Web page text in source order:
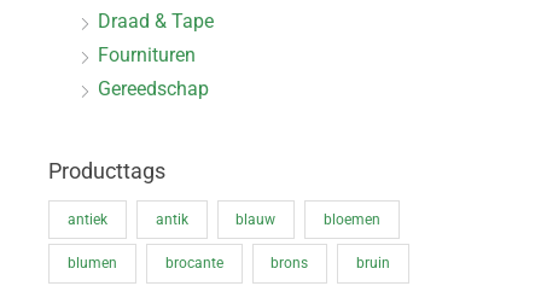
Draad & Tape
Fournituren
Gereedschap
Producttags
antiek antik blauw bloemen
blumen brocante brons bruin